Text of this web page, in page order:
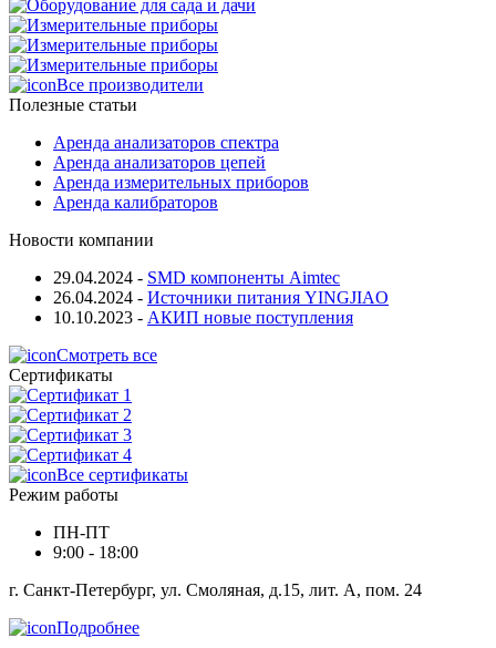
Все производители
Полезные статьи
Аренда анализаторов спектра
Аренда анализаторов цепей
Аренда измерительных приборов
Аренда калибраторов
Новости компании
29.04.2024 - SMD компоненты Aimtec
26.04.2024 - Источники питания YINGJIAO
10.10.2023 - АКИП новые поступления
Смотреть все
Сертификаты
Все сертификаты
Режим работы
ПН-ПТ
9:00 - 18:00
г. Санкт-Петербург, ул. Смоляная, д.15, лит. А, пом. 24
Подробнее